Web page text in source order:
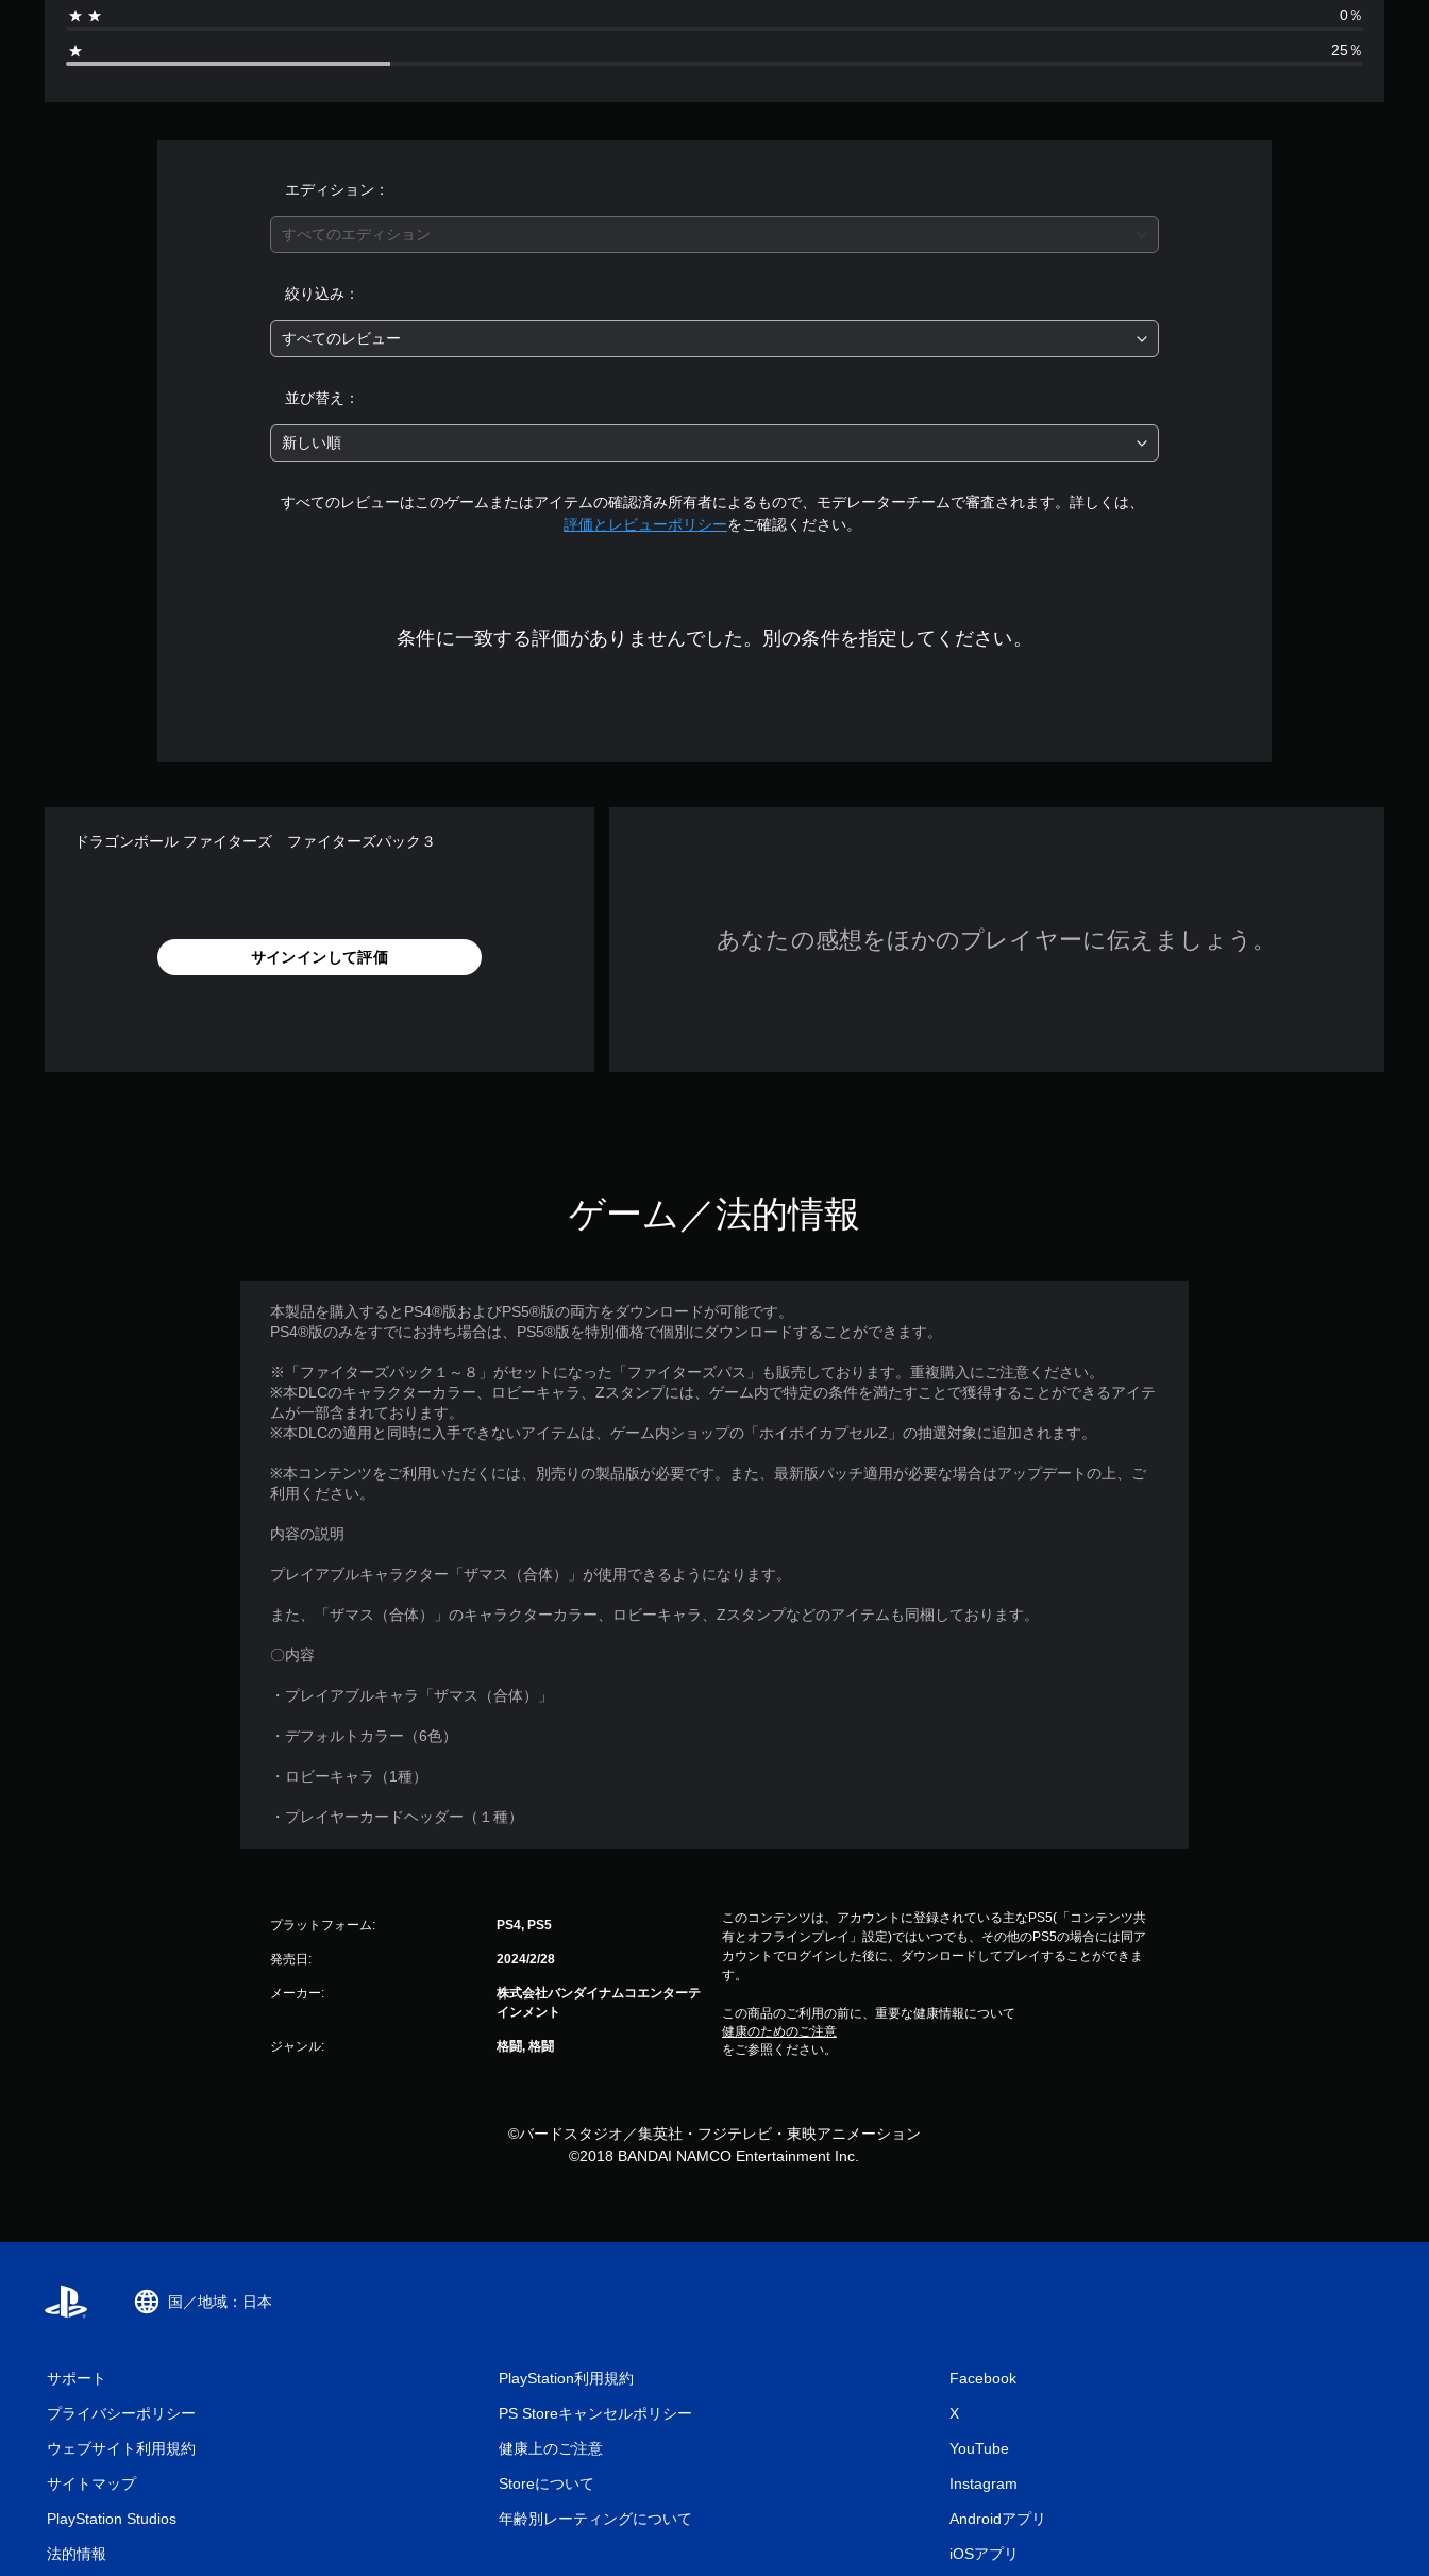
4
、
平
0％
25％
エディション：
すべてのエディション
絞り込み：
すべてのレビュー
並び替え：
新しい順
すべてのレビューはこのゲームまたはアイテムの確認済み所有者によるもので、モデレーターチームで審査されます。詳しくは、
評価とレビューポリシーをご確認ください。
条件に一致する評価がありませんでした。別の条件を指定してください。
ドラゴンボール ファイターズ ファイターズパック３
サインインして評価
あなたの感想をほかのプレイヤーに伝えましょう。
ゲーム／法的情報
本製品を購入するとPS4®版およびPS5®版の両方をダウンロードが可能です。
PS4®版のみをすでにお持ち場合は、PS5®版を特別価格で個別にダウンロードすることができます。
※「ファイターズパック１～８」がセットになった「ファイターズパス」も販売しております。重複購入にご注意ください。
※本DLCのキャラクターカラー、ロビーキャラ、Zスタンプには、ゲーム内で特定の条件を満たすことで獲得することができるアイテ
ムが一部含まれております。
※本DLCの適用と同時に入手できないアイテムは、ゲーム内ショップの「ホイポイカプセルZ」の抽選対象に追加されます。
※本コンテンツをご利用いただくには、別売りの製品版が必要です。また、最新版パッチ適用が必要な場合はアップデートの上、ご
利用ください。
内容の説明
プレイアブルキャラクター「ザマス（合体）」が使用できるようになります。
また、「ザマス（合体）」のキャラクターカラー、ロビーキャラ、Zスタンプなどのアイテムも同梱しております。
〇内容
・プレイアブルキャラ「ザマス（合体）」
・デフォルトカラー（6色）
・ロビーキャラ（1種）
・プレイヤーカードヘッダー（１種）
プラットフォーム: PS4, PS5
発売日: 2024/2/28
メーカー:
株式会社バンダイナムコエンターテ
インメント
ジャンル: 格闘, 格闘
このコンテンツは、アカウントに登録されている主なPS5(「コンテンツ共
有とオフラインプレイ」設定)ではいつでも、その他のPS5の場合には同ア
カウントでログインした後に、ダウンロードしてプレイすることができま
す。
この商品のご利用の前に、重要な健康情報について
健康のためのご注意
をご参照ください。
©バードスタジオ／集英社・フジテレビ・東映アニメーション
©2018 BANDAI NAMCO Entertainment Inc.
国／地域：日本
サポート
プライバシーポリシー
ウェブサイト利用規約
サイトマップ
PlayStation Studios
法的情報
PlayStation利用規約
PS Storeキャンセルポリシー
健康上のご注意
Storeについて
年齢別レーティングについて
Facebook
X
YouTube
Instagram
Androidアプリ
iOSアプリ